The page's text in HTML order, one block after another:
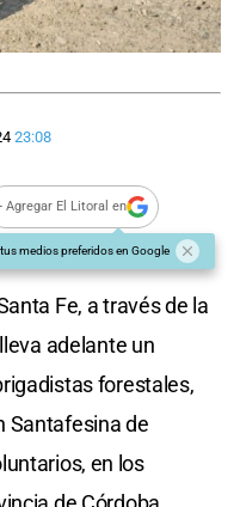
23:08
Agregar El Litoral en
medios preferidos en Google
Fe, a través de la
adelante un
forestales,
Santafesina de
en los